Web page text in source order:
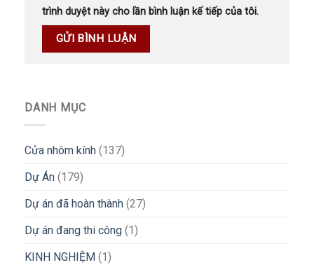
trình duyệt này cho lần bình luận kế tiếp của tôi.
DANH MỤC
Cửa nhôm kính (137)
Dự Án (179)
Dự án đã hoàn thành (27)
Dự án đang thi công (1)
KINH NGHIỆM (1)